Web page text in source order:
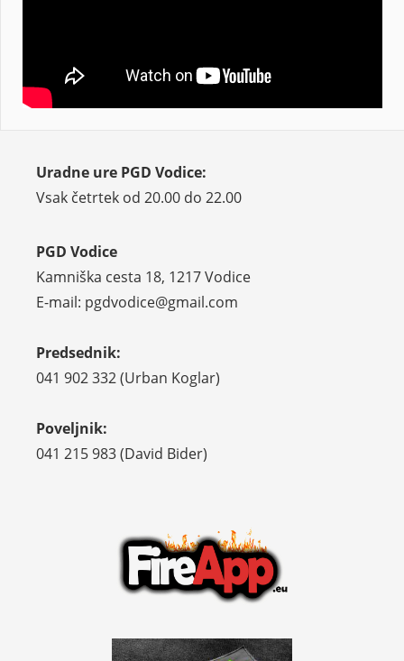
Uradne ure PGD Vodice:
Vsak četrtek od 20.00 do 22.00
PGD Vodice
Kamniška cesta 18, 1217 Vodice
E-mail: pgdvodice@gmail.com
Predsednik:
041 902 332 (Urban Koglar)
Poveljnik:
041 215 983 (David Bider)